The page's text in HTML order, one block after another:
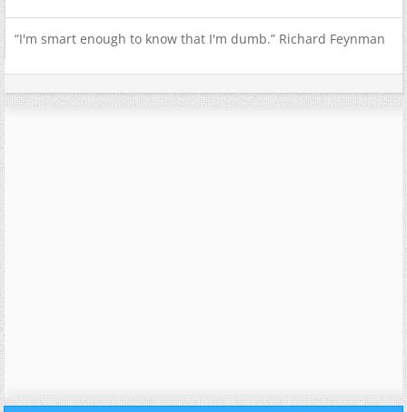
“I'm smart enough to know that I'm dumb.” Richard Feynman